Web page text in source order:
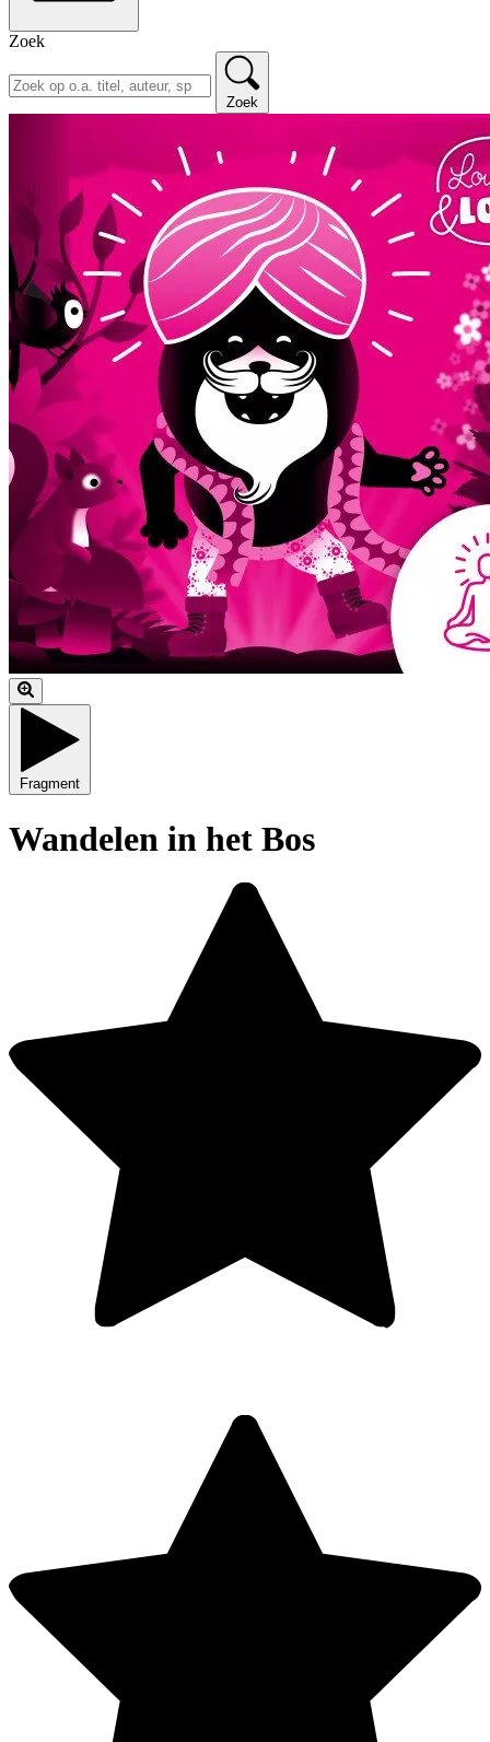
Zoek
Zoek
Fragment
Wandelen in het Bos